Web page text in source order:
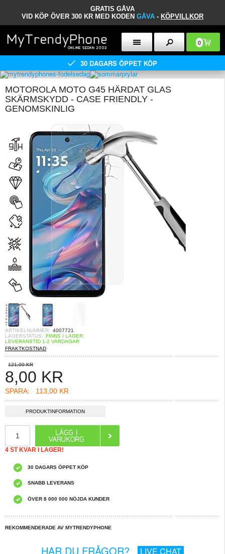
GRATIS GÅVA
VID KÖP ÖVER 300 KR MED KODEN GÅVA - KÖPVILLKOR
0
30 DAGARS ÖPPET KÖP
MOTOROLA MOTO G45 HÄRDAT GLAS
SKÄRMSKYDD - CASE FRIENDLY -
GENOMSKINLIG
ARTIKELNUMMER: 4007721
LAGERSTATUS: FINNS I LAGER.
LEVERANSTID 1-2 VARDAGAR
FRAKTKOSTNAD
121,00 KR
8,00 KR
SPARA: 113,00 KR
PRODUKTINFORMATION
4 ST KVAR I LAGER!
30 DAGARS ÖPPET KÖP
SNABB LEVERANS
ÖVER 8 000 000 NÖJDA KUNDER
REKOMMENDERADE AV MYTRENDYPHONE
HAR DU FRÅGOR? LIVE CHAT